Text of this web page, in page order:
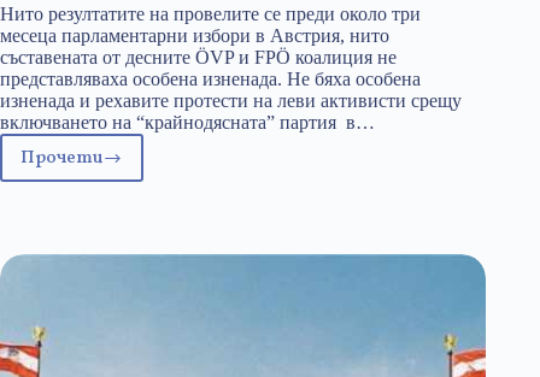
Нито резултатите на провелите се преди около три
месеца парламентарни избори в Австрия, нито
съставената от десните ÖVP и FPÖ коалиция не
представляваха особена изненада. Не бяха особена
изненада и рехавите протести на леви активисти срещу
включването на “крайнодясната” партия в…
ПрочетиНовото